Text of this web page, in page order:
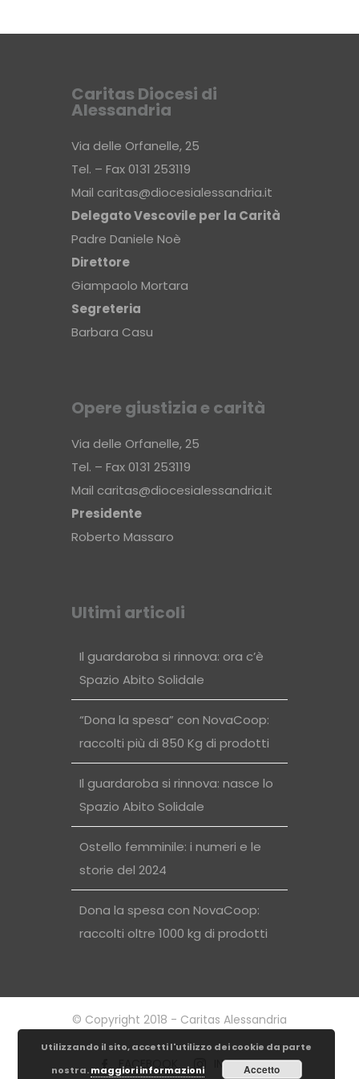
Caritas Diocesi di
Alessandria
Via delle Orfanelle, 25
Tel. – Fax 0131 253119
Mail caritas@diocesialessandria.it
Delegato Vescovile per la Carità
Padre Daniele Noè
Direttore
Giampaolo Mortara
Segreteria
Barbara Casu
Opere giustizia e carità
Via delle Orfanelle, 25
Tel. – Fax 0131 253119
Mail caritas@diocesialessandria.it
Presidente
Roberto Massaro
Ultimi articoli
Il guardaroba si rinnova: ora c’è
Spazio Abito Solidale
“Dona la spesa” con NovaCoop:
raccolti più di 850 Kg di prodotti
Il guardaroba si rinnova: nasce lo
Spazio Abito Solidale
Ostello femminile: i numeri e le
storie del 2024
Dona la spesa con NovaCoop:
raccolti oltre 1000 kg di prodotti
© Copyright 2018 - Caritas Alessandria
FACEBOOK INSTAGRAM
Utilizzando il sito, accetti l'utilizzo dei cookie da parte
nostra.maggiori informazioni Accetto